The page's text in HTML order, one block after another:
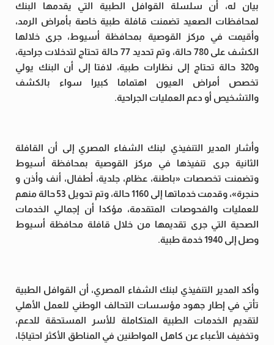
بيان له، أن سلسلة القوافل الطبية التي يقدمها البنك
لمحافظات الصعيد تضمنت قافلة طبية خاصة بأمراض الرمد،
وأقيمت في مركز القوصية بمحافظة أسيوط، جرى خلالها
الكشف على 780 حالة، وتم تحديد 77 حالة تحتاج لتدخلات جراحية،
و320 حالة تحتاج إلى نظارات طبية، لافتا إلى أن البنك يولي
تخصص أمراض العيون اهتماما كبيرا سواء بالكشف
والتشخيص أو دعم العمليات الجراحية.
وأشار المدير التنفيذي لبنك الشفاء المصري إلى أن القافلة
الثانية جرى تنفيذها في مركز القوصية بمحافظة أسيوط
وتضمنت تخصصات «باطنة، عظام، جلدية، أطفال، أنف وأذن و
حنجرة»، وقدمت خدماتها إلى 1160 حالة، وتم تحويل 53 حالة منهم
للعمليات والفحوصات المتقدمة، مؤكدا أن إجمالي الخدمات
الصحية التي جرى تقديمها من خلال قافلة محافظة أسيوط
وصل إلى 1940 خدمة طبية.
وأكد المدير التنفيذي لبنك الشفاء المصري، أن القوافل الطبية
تأتي في إطار جهود مؤسسات التحالف الوطني للعمل الأهلي
لتقديم الخدمات الطبية المتكاملة للأسر المستحقة للدعم،
وتخفيف الأعباء عن كاهل المواطنين في المناطق الأكثر احتياجًا،